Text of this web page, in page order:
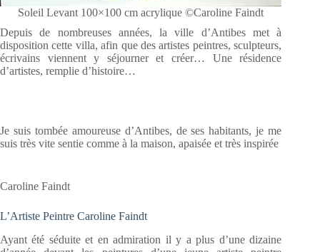
Soleil Levant 100×100 cm acrylique ©Caroline Faindt
Depuis de nombreuses années, la ville d’Antibes met à
disposition cette villa, afin que des artistes peintres, sculpteurs,
écrivains viennent y séjourner et créer… Une résidence
d’artistes, remplie d’histoire…
Je suis tombée amoureuse d’Antibes, de ses habitants, je me
suis très vite sentie comme à la maison, apaisée et très inspirée
Caroline Faindt
L’Artiste Peintre Caroline Faindt
Ayant été séduite et en admiration il y a plus d’une dizaine